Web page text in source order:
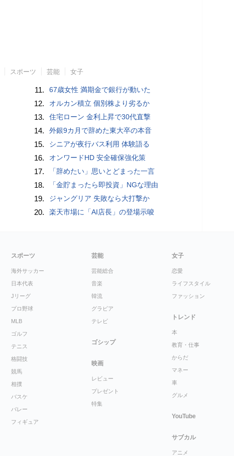
スポーツ 芸能 女子
11. 67歳女性 満期金で銀行が動いた
12. オルカン積立 個別株より劣るか
13. 住宅ローン 金利上昇で30代直撃
14. 外銀9カ月で辞めた東大卒の本音
15. シニアが夜行バス利用 体験語る
16. オンワードHD 安全確保強化策
17. 「辞めたい」思いとどまった一言
18. 「金貯まったら即投資」NGな理由
19. ジャングリア 失敗なら大打撃か
20. 楽天市場に「AI店長」の登場示唆
スポーツ
海外サッカー
日本代表
Jリーグ
プロ野球
MLB
ゴルフ
テニス
格闘技
競馬
相撲
バスケ
バレー
フィギュア
芸能
芸能総合
音楽
韓流
グラビア
テレビ
ゴシップ
映画
レビュー
プレゼント
特集
女子
恋愛
ライフスタイル
ファッション
トレンド
本
教育・仕事
からだ
マネー
車
グルメ
YouTube
サブカル
アニメ